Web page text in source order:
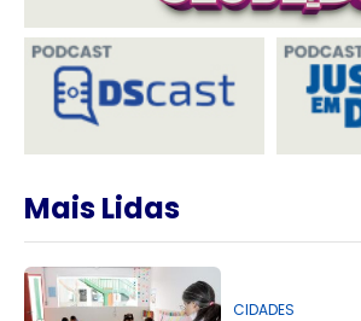
Mais Lidas
CIDADES